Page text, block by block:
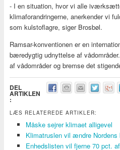
- I en situation, hvor vi alle
klimaforandringerne, anerkender vi
som kulstoflagre, siger Brosbøl.
Ramsar-konventionen er en
bæredygtig udnyttelse af
af vådområder og bremse det
DEL
ARTIKLEN
:
LÆS RELATEREDE ARTIKLER:
Måske sejrer klimaet alligevel
Klimatruslen vil ændre Nordens
Enhedslisten vil fjerne 70 pct.